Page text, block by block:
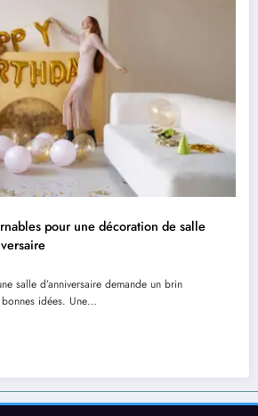
pour une décoration de salle
salle d’anniversaire demande un brin
idées. Une…